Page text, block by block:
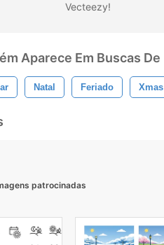
Vecteezy!
Aparece Em Buscas De
Natal Feriado Xmas
patrocinadas